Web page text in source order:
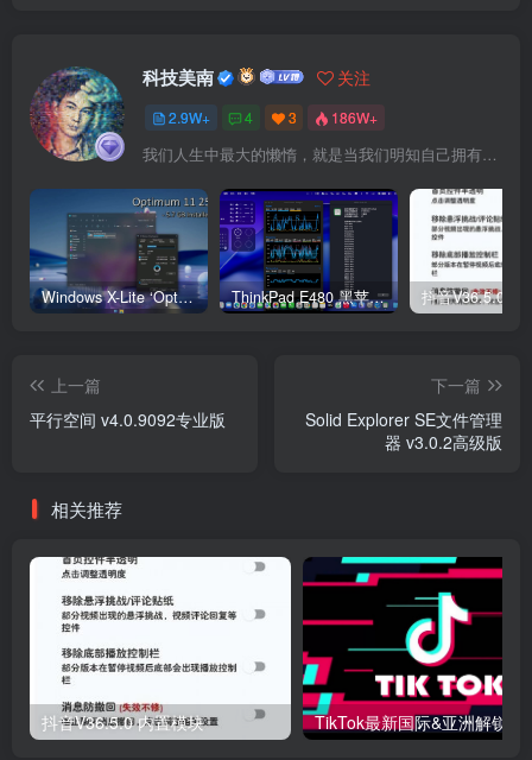
科技美南 关注
2.9W+ 4 3 186W+
我们人生中最大的懒惰，就是当我们明知自己拥有作出选择的能力，却不去主动改变而是放任它的生活态度
Windows X-Lite ‘Optimum 11’ 25H2 Pro v2 ThinkPad E480 黑苹果完美Tahoe的EFI分享（2026.03.01更新） 抖音V36.5.0 内
上一篇
平行空间 v4.0.9092专业版
下一篇
Solid Explorer SE文件管理
器 v3.0.2高级版
相关推荐
抖音V36.5.0 内置模块